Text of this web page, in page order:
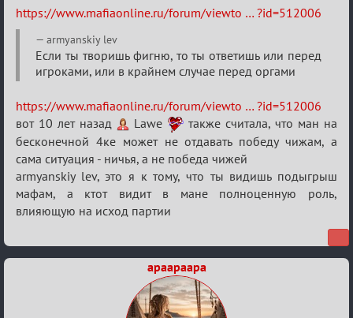
Re:
Кубок
Вендетты
https://www.mafiaonline.ru/forum/viewto … ?id=512006
armyanskiy lev
Если ты творишь фигню, то ты ответишь или перед
игроками, или в крайнем случае перед оргами
https://www.mafiaonline.ru/forum/viewto … ?id=512006
вот 10 лет назад
Lawe
также считала, что ман на
бесконечной 4ке может не отдавать победу чижам, а
сама ситуация - ничья, а не победа чижей
armyanskiy lev, это я к тому, что ты видишь подыгрыш
мафам, а ктот видит в мане полноценную роль,
влияющую на исход партии
apaapaapa